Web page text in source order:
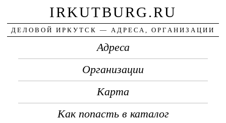
IRKUTBURG.RU
ДЕЛОВОЙ ИРКУТСК — АДРЕСА, ОРГАНИЗАЦИИ
Адреса
Организации
Карта
Как попасть в каталог